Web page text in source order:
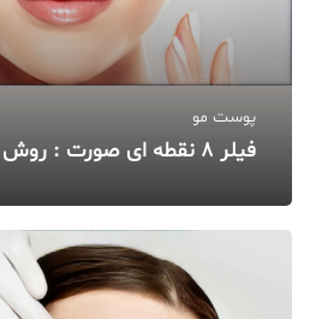
پوست مو
فیلر 8 نقطه‌ ای صورت : روش جدید کانتورینگ